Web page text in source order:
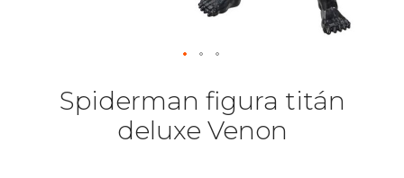
Spiderman figura titán
deluxe Venon